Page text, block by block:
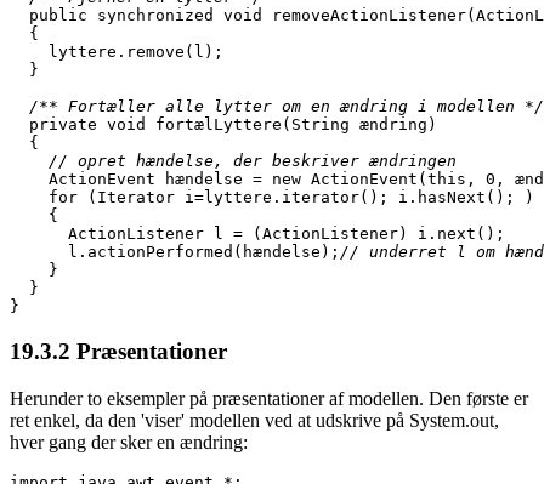
public synchronized void
  {
    lyttere.remove(l);
  }
/** Fortæller alle lytter om en ændring i modellen */
  private void fortælLyttere(String ændring)
  {
    // opret hændelse, der beskriver ændringen
ActionEvent hændelse = new ActionEvent(this, 0,
    for (Iterator i=lyttere.iterator(); i.hasNext(); )
    {
      ActionListener l = (ActionListener) i.next();
      l.actionPerformed(hændelse);
// underret l om
    }
  }
}
19.3.2 Præsentationer
Herunder to eksempler på præsentationer af modellen. Den første er
ret enkel, da den 'viser' modellen ved at udskrive på System.out,
hver gang der sker en ændring: